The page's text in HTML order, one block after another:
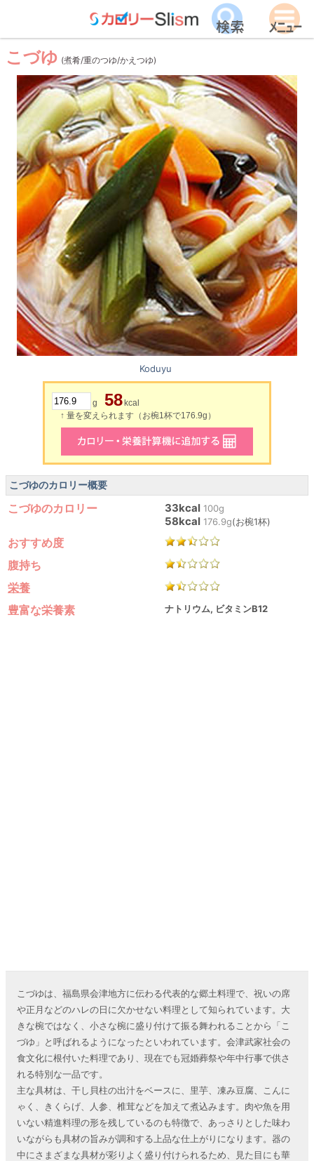
こづゆ (煮肴/重のつゆ/かえつゆ)
Koduyu
g 58 kcal
↑ 量を変えられます（お椀1杯で176.9g）
こづゆのカロリー概要
こづゆのカロリー 33kcal 100g
58kcal 176.9g(お椀1杯)
おすすめ度
腹持ち
栄養
豊富な栄養素
ナトリウム, ビタミンB12
こづゆは、福島県会津地方に伝わる代表的な郷土料理で、祝いの席
や正月などのハレの日に欠かせない料理として知られています。大
きな椀ではなく、小さな椀に盛り付けて振る舞われることから「こ
づゆ」と呼ばれるようになったといわれています。会津武家社会の
食文化に根付いた料理であり、現在でも冠婚葬祭や年中行事で供さ
れる特別な一品です。
主な具材は、干し貝柱の出汁をベースに、里芋、凍み豆腐、こんに
ゃく、きくらげ、人参、椎茸などを加えて煮込みます。肉や魚を用
いない精進料理の形を残しているのも特徴で、あっさりとした味わ
いながらも具材の旨みが調和する上品な仕上がりになります。器の
中にさまざまな具材が彩りよく盛り付けられるため、見た目にも華